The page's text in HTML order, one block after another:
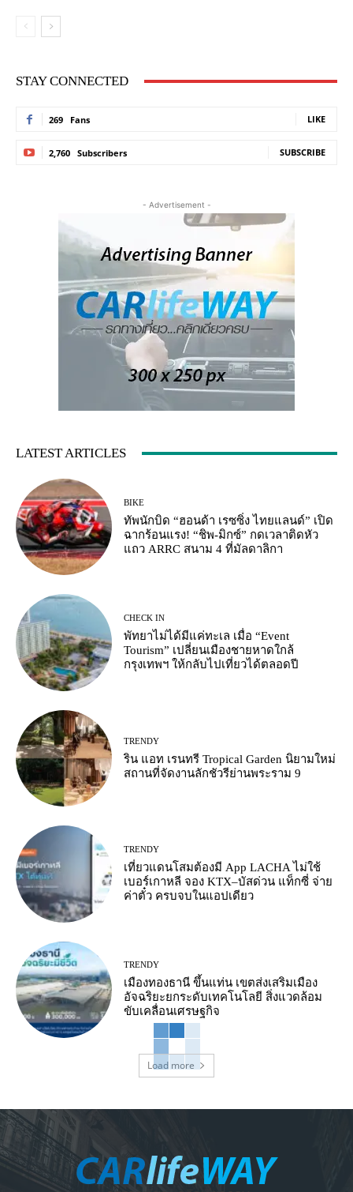
STAY CONNECTED
269 Fans LIKE
2,760 Subscribers SUBSCRIBE
- Advertisement -
LATEST ARTICLES
BIKE
ทัพนักบิด “ฮอนด้า เรซซิ่ง ไทยแลนด์” เปิด
ฉากร้อนแรง! “ชิพ-มิกซ์” กดเวลาติดหัว
แถว ARRC สนาม 4 ที่มัลดาลิกา
CHECK IN
พัทยาไม่ได้มีแค่ทะเล เมื่อ “Event
Tourism” เปลี่ยนเมืองชายหาดใกล้
กรุงเทพฯ ให้กลับไปเที่ยวได้ตลอดปี
TRENDY
ริน แอท เรนทรี Tropical Garden นิยามใหม่
สถานที่จัดงานลักชัวรีย่านพระราม 9
TRENDY
เที่ยวแดนโสมต้องมี App LACHA ไม่ใช้
เบอร์เกาหลี จอง KTX–บัสด่วน แท็กซี่ จ่าย
ค่าตั๋ว ครบจบในแอปเดียว
TRENDY
เมืองทองธานี ขึ้นแท่น เขตส่งเสริมเมือง
อัจฉริยะยกระดับเทคโนโลยี สิ่งแวดล้อม
ขับเคลื่อนเศรษฐกิจ
Load more